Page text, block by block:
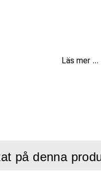
Läs mer ...
på denna